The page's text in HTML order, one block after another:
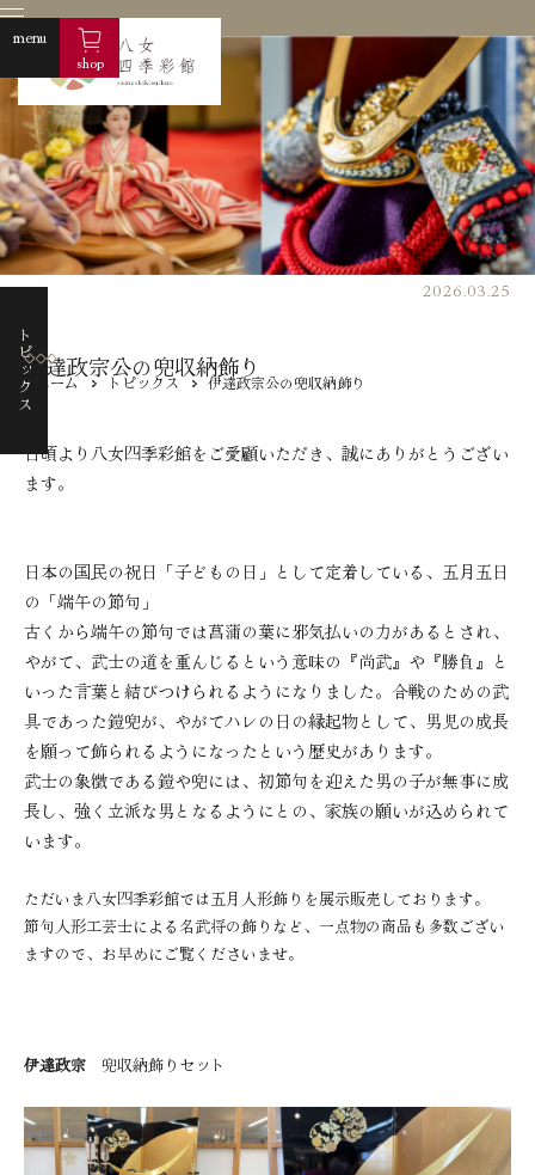
menu
shop
商品紹介
商品一覧
盆提灯
八女四季彩館について
私たちの想い 企業情報
職人紹介 展示コレクション
よくあるご質問
トピックス
全件表示 お知らせ
イベント ブログ
コンタクト
お問合せフォーム
ホーム トピックス 伊達政宗公の兜収納飾り
トピックス
2026.03.25
伊達政宗公の兜収納飾り
日頃より八女四季彩館をご愛顧いただき、誠にありがとうござい
ます。
日本の国民の祝日「子どもの日」として定着している、五月五日
の「端午の節句」
古くから端午の節句では菖蒲の葉に邪気払いの力があるとされ、
やがて、武士の道を重んじるという意味の『尚武』や『勝負』と
いった言葉と結びつけられるようになりました。合戦のための武
具であった鎧兜が、やがてハレの日の縁起物として、男児の成長
を願って飾られるようになったという歴史があります。
武士の象徴である鎧や兜には、初節句を迎えた男の子が無事に成
長し、強く立派な男となるようにとの、家族の願いが込められて
います。
ただいま八女四季彩館では五月人形飾りを展示販売しております。
節句人形工芸士による名武将の飾りなど、一点物の商品も多数ござい
ますので、お早めにご覧くださいませ。
伊達政宗 兜収納飾りセット